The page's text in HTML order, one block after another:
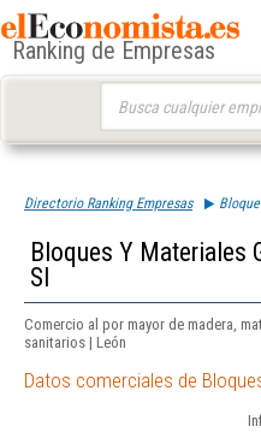
Ranking de Empresas
Directorio Ranking Empresas
Bloques Y Materiales
Sl
Comercio al por mayor de madera,
sanitarios | León
Datos comerciales de